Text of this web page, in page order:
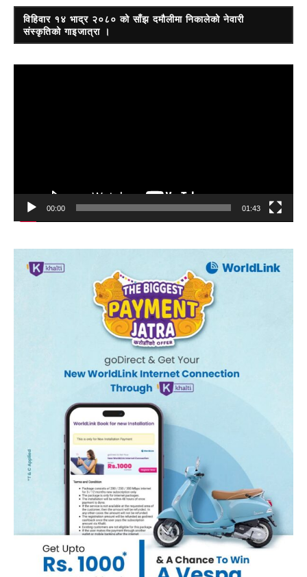
विहिवार १४ भाद्र २०८० को साँझ दमौलीमा निकालेको नेवारी
संस्कृतिको गाइजात्रा ।
00:00 01:43